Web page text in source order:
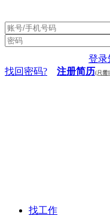
登录
找回密码? 注册简历(只需
找工作